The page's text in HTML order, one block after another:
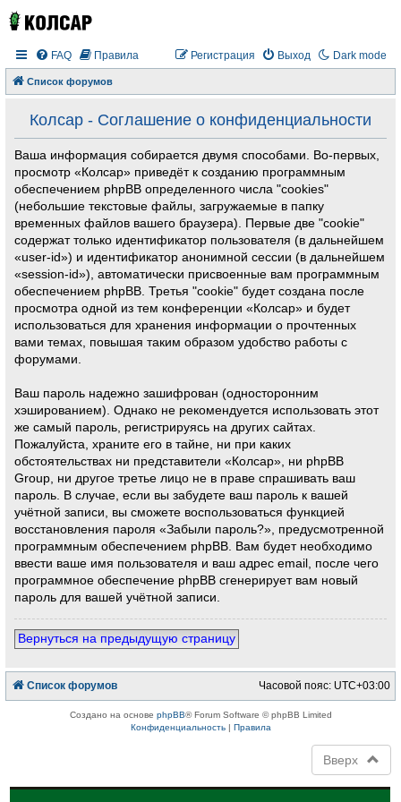
Dark mode
FAQ Правила Выход
Регистрация
Список форумов
Колсар - Соглашение о конфиденциальности
Ваша информация собирается двумя способами. Во-первых,
просмотр «Колсар» приведёт к созданию программным
обеспечением phpBB определенного числа "cookies"
(небольшие текстовые файлы, загружаемые в папку
временных файлов вашего браузера). Первые две "cookie"
содержат только идентификатор пользователя (в дальнейшем
«user-id») и идентификатор анонимной сессии (в дальнейшем
«session-id»), автоматически присвоенные вам программным
обеспечением phpBB. Третья "cookie" будет создана после
просмотра одной из тем конференции «Колсар» и будет
использоваться для хранения информации о прочтенных
вами темах, повышая таким образом удобство работы с
форумами.
Ваш пароль надежно зашифрован (односторонним
хэшированием). Однако не рекомендуется использовать этот
же самый пароль, регистрируясь на других сайтах.
Пожалуйста, храните его в тайне, ни при каких
обстоятельствах ни представители «Колсар», ни phpBB
Group, ни другое третье лицо не в праве спрашивать ваш
пароль. В случае, если вы забудете ваш пароль к вашей
учётной записи, вы сможете воспользоваться функцией
восстановления пароля «Забыли пароль?», предусмотренной
программным обеспечением phpBB. Вам будет необходимо
ввести ваше имя пользователя и ваш адрес email, после чего
программное обеспечение phpBB сгенерирует вам новый
пароль для вашей учётной записи.
Вернуться на предыдущую страницу
Список форумов Часовой пояс: UTC+03:00
Создано на основе phpBB® Forum Software © phpBB Limited
Конфиденциальность| Правила
Вверх